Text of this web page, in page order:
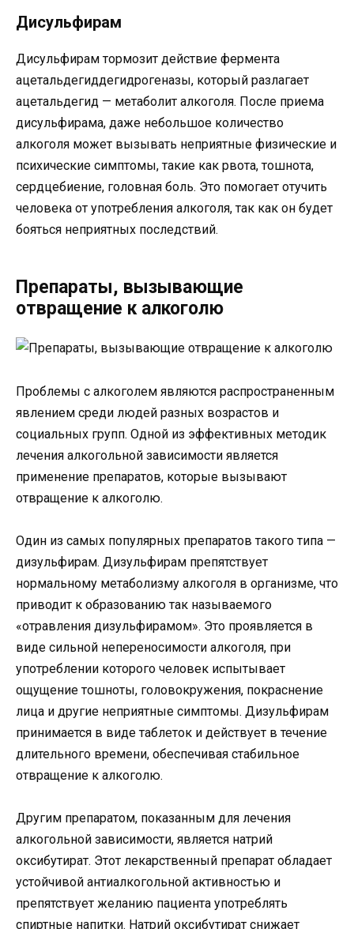
Дисульфирам
Дисульфирам тормозит действие фермента
ацетальдегиддегидрогеназы, который разлагает
ацетальдегид — метаболит алкоголя. После приема
дисульфирама, даже небольшое количество
алкоголя может вызывать неприятные физические и
психические симптомы, такие как рвота, тошнота,
сердцебиение, головная боль. Это помогает отучить
человека от употребления алкоголя, так как он будет
бояться неприятных последствий.
Препараты, вызывающие
отвращение к алкоголю
Проблемы с алкоголем являются распространенным
явлением среди людей разных возрастов и
социальных групп. Одной из эффективных методик
лечения алкогольной зависимости является
применение препаратов, которые вызывают
отвращение к алкоголю.
Один из самых популярных препаратов такого типа —
дизульфирам. Дизульфирам препятствует
нормальному метаболизму алкоголя в организме, что
приводит к образованию так называемого
«отравления дизульфирамом». Это проявляется в
виде сильной непереносимости алкоголя, при
употреблении которого человек испытывает
ощущение тошноты, головокружения, покраснение
лица и другие неприятные симптомы. Дизульфирам
принимается в виде таблеток и действует в течение
длительного времени, обеспечивая стабильное
отвращение к алкоголю.
Другим препаратом, показанным для лечения
алкогольной зависимости, является натрий
оксибутират. Этот лекарственный препарат обладает
устойчивой антиалкогольной активностью и
препятствует желанию пациента употреблять
спиртные напитки. Натрий оксибутират снижает